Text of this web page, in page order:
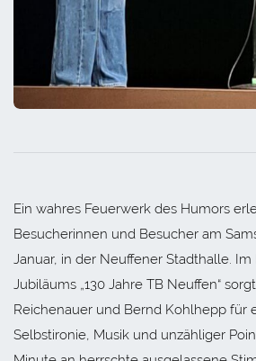
Ein wahres Feuerwerk des Humors
Besucherinnen und Besucher am
Januar, in der Neuffener Stadthalle.
Jubiläums „130 Jahre TB Neuffen“
Reichenauer und Bernd Kohlhepp für
Selbstironie, Musik und unzähliger